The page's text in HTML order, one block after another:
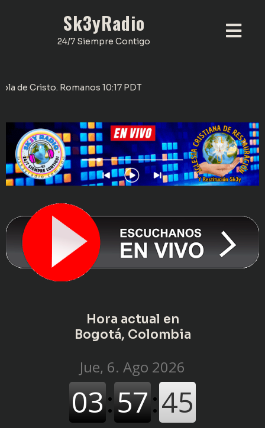
Sk3yRadio
24/7 Siempre Contigo
Romanos 10:17 PDT
Hora actual en
Bogotá, Colombia